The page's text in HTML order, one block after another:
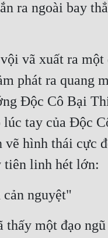
ra ngoài bay
vã xuất ra một
phát ra quang
Độc Cô Bại
lúc tay của Độc
vẽ hình thái cực
tiên linh hét lớn:
nguyệt"
thấy một đạo